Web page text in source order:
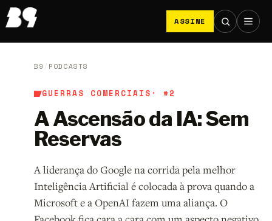
ASSINE
B9 / PODCASTS
GUERRAS COMERCIAIS · #2
A Ascensão da IA: Sem
Reservas
A liderança do Google na corrida pela melhor
Inteligência Artificial é colocada à prova quando a
Microsoft e a OpenAI fazem uma aliança. O